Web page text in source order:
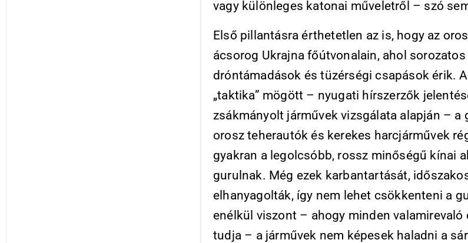
vagy különleges katonai műveletről – szó
Első pillantásra érthetetlen az is, hogy az
ácsorog Ukrajna főútvonalain, ahol
dróntámadások és tüzérségi csapások érik.
„taktika” mögött – nyugati hírszerzők
zsákmányolt járművek vizsgálata alapján – a
orosz teherautók és kerekes harcjárművek
gyakran a legolcsóbb, rossz minőségű kínai
gurulnak. Még ezek karbantartását,
elhanyagolták, így nem lehet csökkenteni a
enélkül viszont – ahogy minden
tudja – a járművek nem képesek haladni a